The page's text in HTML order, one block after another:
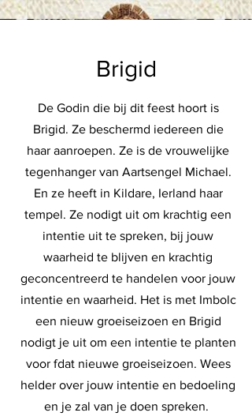
Brigid
De Godin die bij dit feest hoort is
Brigid. Ze beschermd iedereen die
haar aanroepen. Ze is de vrouwelijke
tegenhanger van Aartsengel Michael.
En ze heeft in Kildare, Ierland haar
tempel. Ze nodigt uit om krachtig een
intentie uit te spreken, bij jouw
waarheid te blijven en krachtig
geconcentreerd te handelen voor jouw
intentie en waarheid. Het is met Imbolc
een nieuw groeiseizoen en Brigid
nodigt je uit om een intentie te planten
voor fdat nieuwe groeiseizoen. Wees
helder over jouw intentie en bedoeling
en je zal van je doen spreken.